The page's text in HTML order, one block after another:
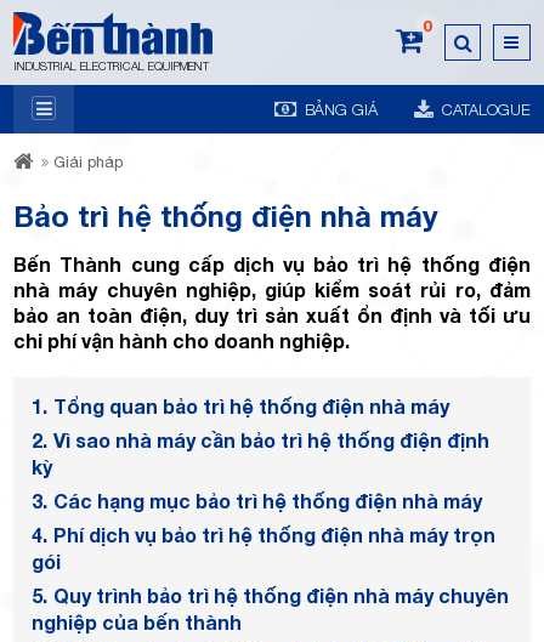
INDUSTRIAL ELECTRICAL EQUIPMENT
0
BẢNG GIÁ CATALOGUE
7A
Trương
Minh
Giải pháp
Bảo trì hệ thống điện nhà máy
Bến Thành cung cấp dịch vụ bảo trì hệ thống điện
nhà máy chuyên nghiệp, giúp kiểm soát rủi ro, đảm
bảo an toàn điện, duy trì sản xuất ổn định và tối ưu
chi phí vận hành cho doanh nghiệp.
1. Tổng quan bảo trì hệ thống điện nhà máy
2. Vì sao nhà máy cần bảo trì hệ thống điện định
kỳ
3. Các hạng mục bảo trì hệ thống điện nhà máy
4. Phí dịch vụ bảo trì hệ thống điện nhà máy trọn
gói
5. Quy trình bảo trì hệ thống điện nhà máy chuyên
nghiệp của bến thành